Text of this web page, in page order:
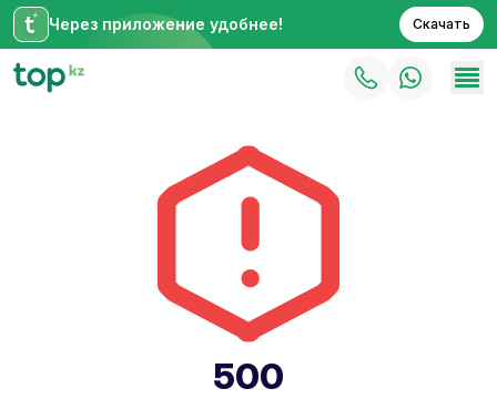
Через приложение удобнее! Скачать
500